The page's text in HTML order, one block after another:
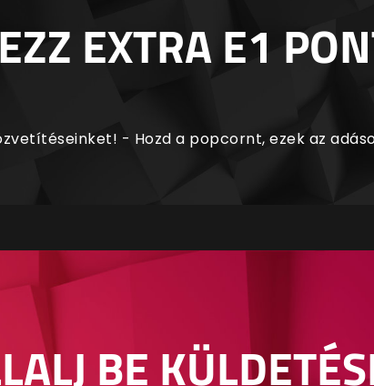
EXTRA E1
- Hozd a popcornt, ezek az
BE